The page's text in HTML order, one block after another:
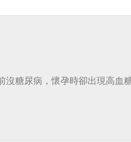
沒糖尿病，懷孕時卻出現高血